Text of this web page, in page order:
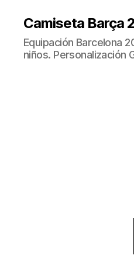
Camiseta Barça
Equipación Barcelona
niños. Personalización